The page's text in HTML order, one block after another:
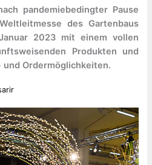
pandemiebedingter Pause
des Gartenbaus
2023 mit einem vollen
Produkten und
Ordermöglichkeiten.